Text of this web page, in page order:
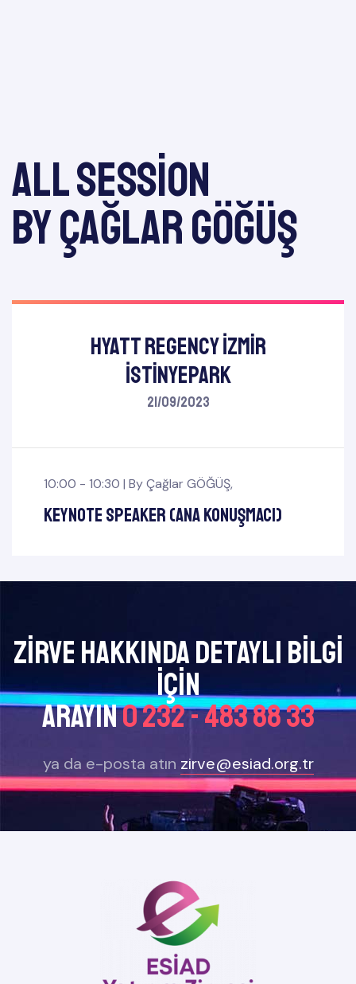
All session
by Çağlar GÖĞÜŞ
Hyatt Regency İzmir
İstinyePark
21/09/2023
10:00 - 10:30 | ByÇağlar GÖĞÜŞ,
Keynote Speaker (Ana Konuşmacı)
Zirve Hakkında Detaylı bilgi
için
arayın0 232 - 483 88 33
ya da e-posta atın zirve@esiad.org.tr